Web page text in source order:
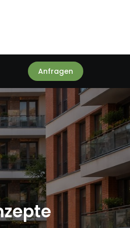
Anfragen